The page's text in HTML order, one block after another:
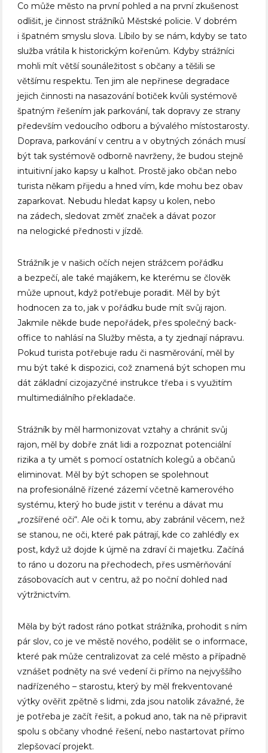
Co může město na první pohled a na první zkušenost
odlišit, je činnost strážníků Městské policie. V dobrém
i špatném smyslu slova. Líbilo by se nám, kdyby se tato
služba vrátila k historickým kořenům. Kdyby strážníci
mohli mít větší sounáležitost s občany a těšili se
většímu respektu. Ten jim ale nepřinese degradace
jejich činnosti na nasazování botiček kvůli systémově
špatným řešením jak parkování, tak dopravy ze strany
především vedoucího odboru a bývalého místostarosty.
Doprava, parkování v centru a v obytných zónách musí
být tak systémově odborně navrženy, že budou stejně
intuitivní jako kapsy u kalhot. Prostě jako občan nebo
turista někam přijedu a hned vím, kde mohu bez obav
zaparkovat. Nebudu hledat kapsy u kolen, nebo
na zádech, sledovat změť značek a dávat pozor
na nelogické přednosti v jízdě.
Strážník je v našich očích nejen strážcem pořádku
a bezpečí, ale také majákem, ke kterému se člověk
může upnout, když potřebuje poradit. Měl by být
hodnocen za to, jak v pořádku bude mít svůj rajon.
Jakmile někde bude nepořádek, přes společný back-
office to nahlásí na Služby města, a ty zjednají nápravu.
Pokud turista potřebuje radu či nasměrování, měl by
mu být také k dispozici, což znamená být schopen mu
dát základní cizojazyčné instrukce třeba i s využitím
multimediálního překladače.
Strážník by měl harmonizovat vztahy a chránit svůj
rajon, měl by dobře znát lidi a rozpoznat potenciální
rizika a ty umět s pomocí ostatních kolegů a občanů
eliminovat. Měl by být schopen se spolehnout
na profesionálně řízené zázemí včetně kamerového
systému, který ho bude jistit v terénu a dávat mu
„rozšířené oči“. Ale oči k tomu, aby zabránil věcem, než
se stanou, ne oči, které pak pátrají, kde co zahlédly ex
post, když už dojde k újmě na zdraví či majetku. Začíná
to ráno u dozoru na přechodech, přes usměrňování
zásobovacích aut v centru, až po noční dohled nad
výtržnictvím.
Měla by být radost ráno potkat strážníka, prohodit s ním
pár slov, co je ve městě nového, podělit se o informace,
které pak může centralizovat za celé město a případně
vznášet podněty na své vedení či přímo na nejvyššího
nadřízeného – starostu, který by měl frekventované
výtky ověřit zpětně s lidmi, zda jsou natolik závažné, že
je potřeba je začít řešit, a pokud ano, tak na ně připravit
spolu s občany vhodné řešení, nebo nastartovat přímo
zlepšovací projekt.